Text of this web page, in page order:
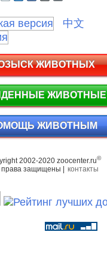
中文
ЖИВОТНЫХ
ЖИВОТНЫЕ
ЖИВОТНЫМ
2002-2020 zoocenter.ru©
права защищены | контакты